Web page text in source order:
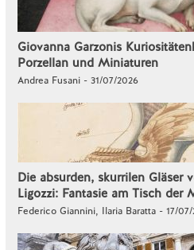
Giovanna Garzonis
Porzellan und Miniaturen
Andrea Fusani - 31/07/2026
Die absurden, skurrilen Gläser
Ligozzi: Fantasie am Tisch der
Federico Giannini, Ilaria Baratta - 17/